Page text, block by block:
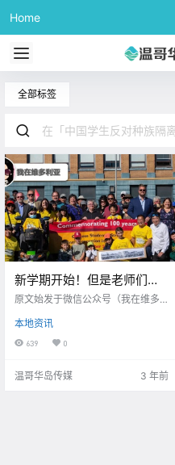
Home
全部标签
新学期开始！但是老师们却
担心员工短缺。。维多利亚
隔离100周年活动！
原文始发于微信公众号（我在维多
了昨日的长周末假期 今天咱们就正
式复工复学啦 同时也标志着夏天的
本地资讯
639 0
温哥华岛传媒 3 年前